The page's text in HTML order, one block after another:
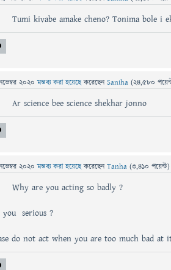
Tumi kivabe amake cheno? Tonima bole i
2020 মন্তব্য করা হয়েছেকরেছেনSaniha (24,580
Ar science bee science shekhar jonno
2020 মন্তব্য করা হয়েছেকরেছেনTanha (3,410 পয়েন্ট)
Why are you acting so badly ?
you serious ?
do not act when you are too much bad at